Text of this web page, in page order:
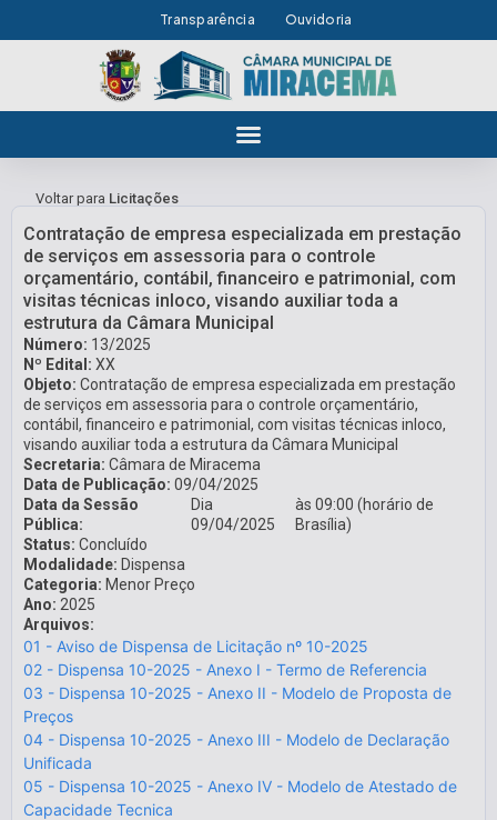
Transparência Ouvidoria
Voltar para Licitações
Contratação de empresa especializada em prestação
de serviços em assessoria para o controle
orçamentário, contábil, financeiro e patrimonial, com
visitas técnicas inloco, visando auxiliar toda a
estrutura da Câmara Municipal
Número: 13/2025
Nº Edital: XX
Objeto: Contratação de empresa especializada em prestação
de serviços em assessoria para o controle orçamentário,
contábil, financeiro e patrimonial, com visitas técnicas inloco,
visando auxiliar toda a estrutura da Câmara Municipal
Secretaria: Câmara de Miracema
Data de Publicação: 09/04/2025
Data da Sessão
Pública:
Dia
09/04/2025
às 09:00 (horário de
Brasília)
Status: Concluído
Modalidade: Dispensa
Categoria: Menor Preço
Ano: 2025
Arquivos:
01 - Aviso de Dispensa de Licitação nº 10-2025
02 - Dispensa 10-2025 - Anexo I - Termo de Referencia
03 - Dispensa 10-2025 - Anexo II - Modelo de Proposta de
Preços
04 - Dispensa 10-2025 - Anexo III - Modelo de Declaração
Unificada
05 - Dispensa 10-2025 - Anexo IV - Modelo de Atestado de
Capacidade Tecnica